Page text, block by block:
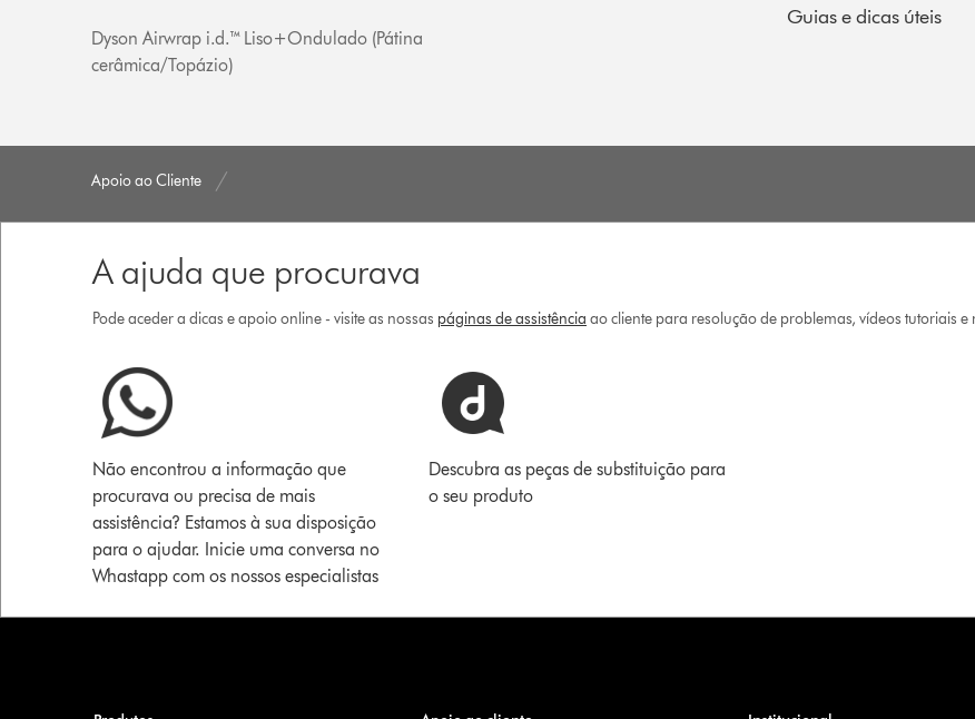
Dyson Airwrap i.d.™ Liso+Ondulado (Pátina
cerâmica/Topázio)
Guias e dicas úteis
Apoio ao Cliente
A ajuda que procurava
Pode aceder a dicas e apoio online - visite as nossas páginas de assistência ao cliente para resolução de problemas, vídeos tutoriais e
Não encontrou a informação que
procurava ou precisa de mais
assistência? Estamos à sua disposição
para o ajudar. Inicie uma conversa no
Whastapp com os nossos especialistas
Descubra as peças de substituição para
o seu produto